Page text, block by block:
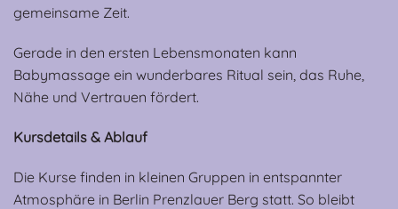
gemeinsame Zeit.
Gerade in den ersten Lebensmonaten kann
Babymassage ein wunderbares Ritual sein, das Ruhe,
Nähe und Vertrauen fördert.
Kursdetails & Ablauf
Die Kurse finden in kleinen Gruppen in entspannter
Atmosphäre in Berlin Prenzlauer Berg statt. So bleibt